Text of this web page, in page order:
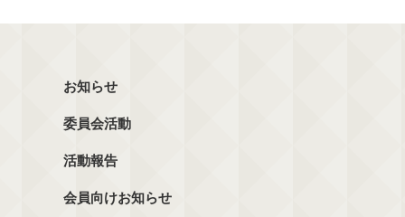
お知らせ
委員会活動
活動報告
会員向けお知らせ